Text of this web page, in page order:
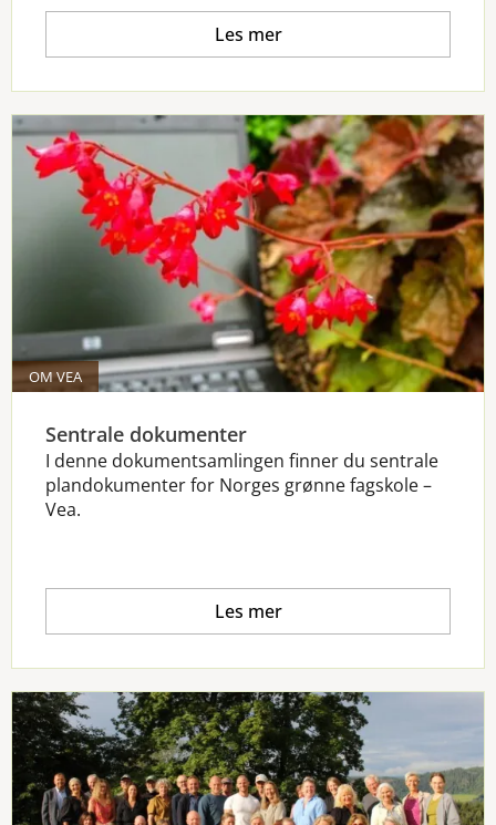
Les mer
OM VEA
Sentrale dokumenter
I denne dokumentsamlingen finner du sentrale
plandokumenter for Norges grønne fagskole –
Vea.
Les mer